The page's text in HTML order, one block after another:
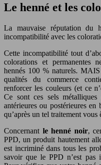
Le henné et les
La mauvaise réputation du
incompatibilité avec les
Cette incompatibilité tout
colorations et permanentes
hennés 100 % naturels.
qualités du commerce
renforcer les couleurs (et ce
Ce sont ces sels
antérieures ou postérieures
qu’après un tel traitement vous
Concernant le henné noir,
PPD, un produit hautement
est incriminé dans tous les
savoir que le PPD n’est pas